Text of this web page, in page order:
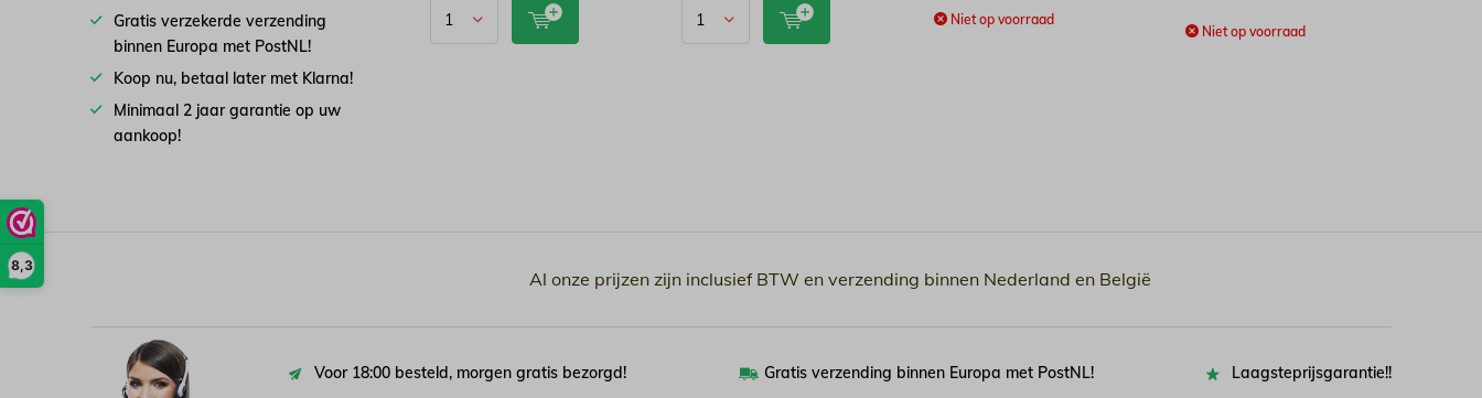
8,3
Niet op voorraad
Niet op voorraad
Gratis verzekerde verzending
binnen Europa met PostNL!
Koop nu, betaal later met Klarna!
Minimaal 2 jaar garantie op uw
aankoop!
Al onze prijzen zijn inclusief BTW en verzending binnen Nederland en België
Voor 18:00 besteld, morgen gratis bezorgd! Gratis verzending binnen Europa met PostNL! Laagsteprijsgarantie!!